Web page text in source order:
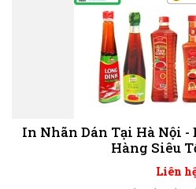
In Nhãn Dán Tại Hà Nội -
Hàng Siêu
Liên